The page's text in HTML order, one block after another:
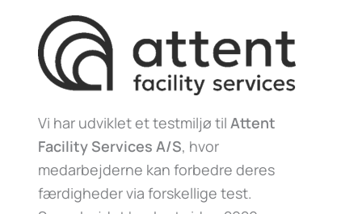
Vi har udviklet et testmiljø til Attent
Facility Services A/S, hvor
medarbejderne kan forbedre deres
færdigheder via forskellige test.